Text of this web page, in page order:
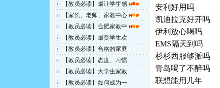
【教员必读】最让学生感
【家长、老师、家教中心
【教员必读】合肥家教中
【教员必读】最受学生欢
【教员必读】合格的家庭
【教员必读】态度、习惯
【教员必读】大学生家教
【教员必读】如何成为一
安利好用吗
凯迪拉克好开吗
伊利放心喝吗
EMS隔天到吗
杉杉西服够派吗
青岛喝了不醉吗
联想能用几年